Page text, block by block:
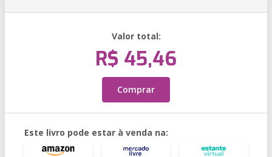
Valor total:
R$ 45,46
Comprar
Este livro pode estar à venda na: